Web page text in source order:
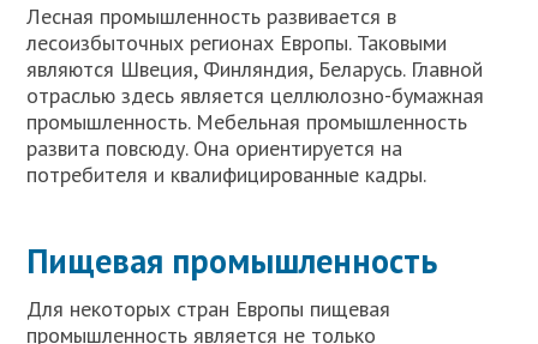
Лесная промышленность развивается в
лесоизбыточных регионах Европы. Таковыми
являются Швеция, Финляндия, Беларусь. Главной
отраслью здесь является целлюлозно-бумажная
промышленность. Мебельная промышленность
развита повсюду. Она ориентируется на
потребителя и квалифицированные кадры.
Пищевая промышленность
Для некоторых стран Европы пищевая
промышленность является не только